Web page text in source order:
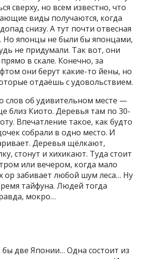
сверху, но всем известно, что
виды получаются, когда
снизу. А тут почти отвесная
Но японцы не были бы японцами,
не придумали. Так вот, они
в скале. Конечно, за
они берут какие-то йены, но
отдаёшь с удовольствием.
слов об удивительном месте —
близ Киото. Деревья там по 30-
Впечатление такое, как будто
собрали в одно место. И
Деревья щёлкают,
стонут и хихикают. Туда стоит
или вечером, когда мало
ор забивает любой шум леса… Ну
тайфуна. Людей тогда
мокро…
две Японии… Одна состоит из